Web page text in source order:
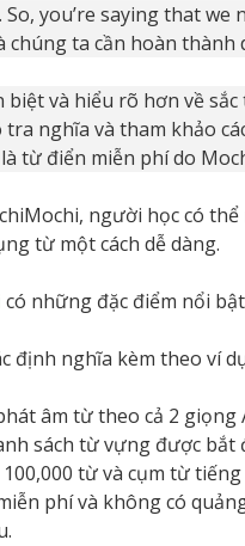
So, you’re saying that
chúng ta cần hoàn thành
và hiểu rõ hơn về sắc
tra nghĩa và tham khảo
từ điển miễn phí do
người học có
từ một cách dễ dàng.
có những đặc điểm nổi
định nghĩa kèm theo ví
âm từ theo cả 2 giọng
sách từ vựng được bắt
từ và cụm từ
phí và không có